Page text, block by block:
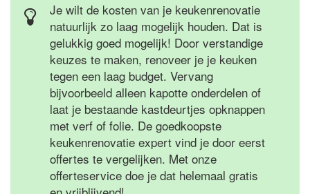
Je wilt de kosten van je keukenrenovatie
natuurlijk zo laag mogelijk houden. Dat is
gelukkig goed mogelijk! Door verstandige
keuzes te maken, renoveer je je keuken
tegen een laag budget. Vervang
bijvoorbeeld alleen kapotte onderdelen of
laat je bestaande kastdeurtjes opknappen
met verf of folie. De goedkoopste
keukenrenovatie expert vind je door eerst
offertes te vergelijken. Met onze
offerteservice doe je dat helemaal gratis